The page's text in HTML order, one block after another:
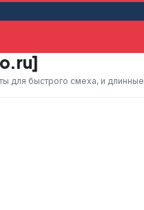
для быстрого смеха, и длинные